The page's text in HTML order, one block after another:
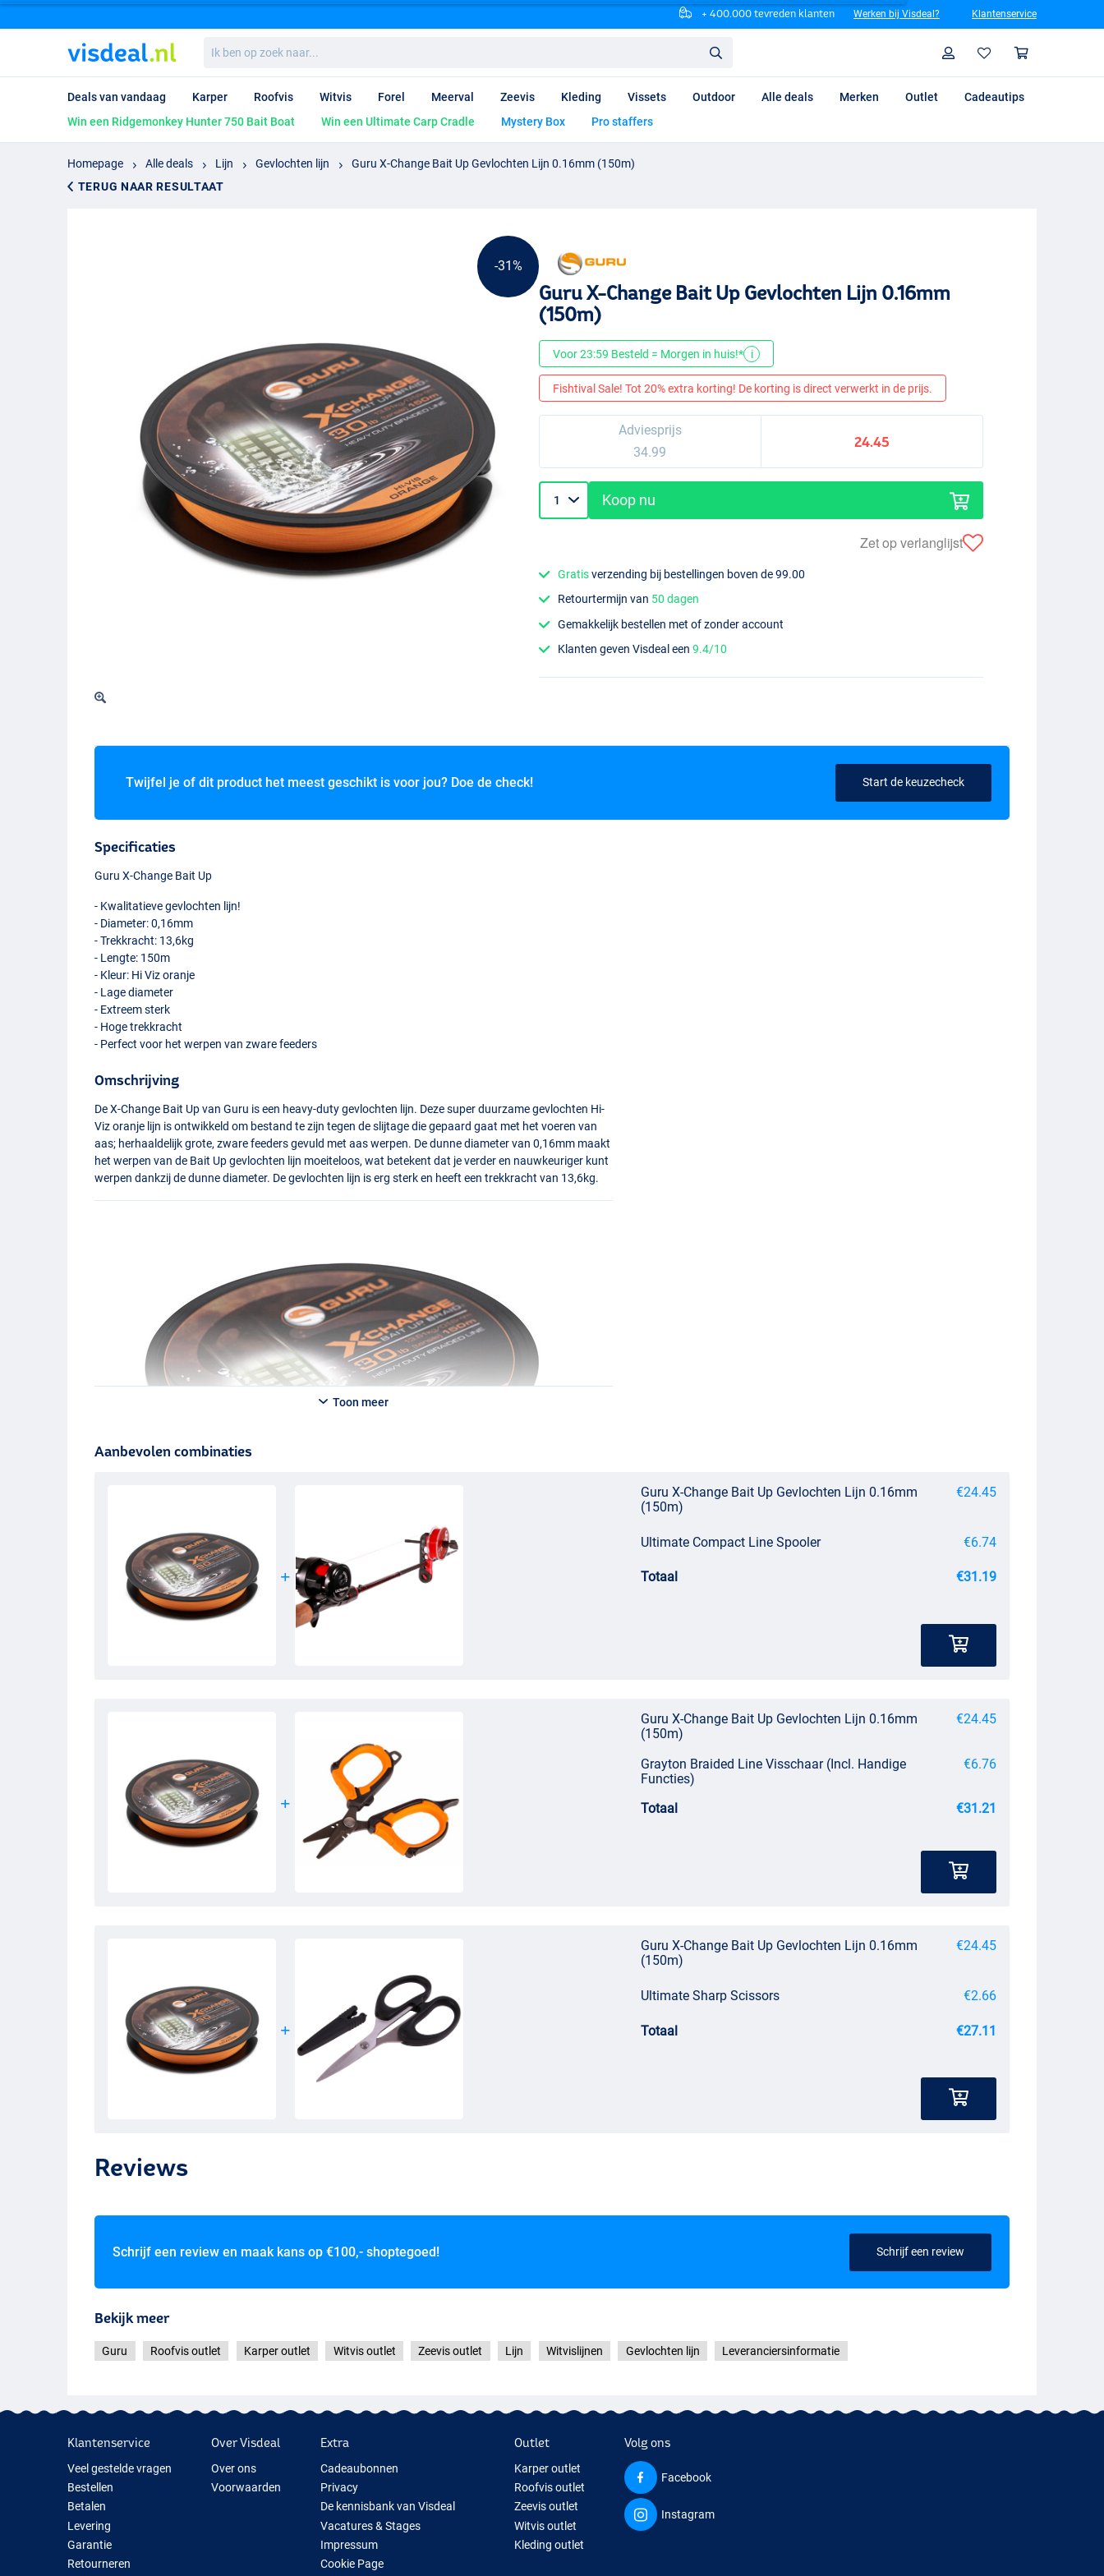
+ 400.000 tevreden klanten Werken bij Visdeal? Klantenservice
ben
op
naar...
Profiel
Deals van vandaag Karper Roofvis Witvis Forel Meerval Zeevis Kleding Vissets Outdoor Alle deals Merken Outlet
Cadeautips
Win een Ridgemonkey Hunter 750 Bait Boat
Win een Ultimate Carp Cradle Mystery Box Pro staffers
Homepage Alle deals Lijn Gevlochten lijn
Guru X-Change Bait Up Gevlochten Lijn 0.16mm (150m)
TERUG NAAR RESULTAAT
-31%
Guru X-Change Bait Up Gevlochten Lijn 0.16mm
(150m)
Voor 23:59 Besteld = Morgen in huis!* i
Fishtival Sale! Tot 20% extra korting! De korting is direct verwerkt in de prijs.
Adviesprijs
34.99
24.45
Koop nu
Zet op verlanglijst
Gratisverzending bij bestellingen boven de 99.00
Retourtermijn van 50 dagen
Gemakkelijk bestellen met of zonder account
Klanten geven Visdeal een9.4/10
Twijfel je of dit product het meest geschikt is voor jou? Doe de check! Start de keuzecheck
Specificaties
Guru X-Change Bait Up
- Kwalitatieve gevlochten lijn!
- Diameter: 0,16mm
- Trekkracht: 13,6kg
- Lengte: 150m
- Kleur: Hi Viz oranje
- Lage diameter
- Extreem sterk
- Hoge trekkracht
- Perfect voor het werpen van zware feeders
Omschrijving
De X-Change Bait Up van Guru is een heavy-duty gevlochten lijn. Deze super duurzame gevlochten Hi-
Viz oranje lijn is ontwikkeld om bestand te zijn tegen de slijtage die gepaard gaat met het voeren van
aas; herhaaldelijk grote, zware feeders gevuld met aas werpen. De dunne diameter van 0,16mm maakt
het werpen van de Bait Up gevlochten lijn moeiteloos, wat betekent dat je verder en nauwkeuriger kunt
werpen dankzij de dunne diameter. De gevlochten lijn is erg sterk en heeft een trekkracht van 13,6kg.
Toon meer
Aanbevolen combinaties
Guru X-Change Bait Up Gevlochten Lijn 0.16mm
(150m)
€24.45
Ultimate Compact Line Spooler €6.74
Totaal €31.19
Guru X-Change Bait Up Gevlochten Lijn 0.16mm
(150m)
€24.45
Grayton Braided Line Visschaar (Incl. Handige
Functies)
€6.76
Totaal €31.21
Guru X-Change Bait Up Gevlochten Lijn 0.16mm
(150m)
€24.45
Ultimate Sharp Scissors €2.66
Totaal €27.11
Reviews
Schrijf een review en maak kans op €100,- shoptegoed! Schrijf een review
Bekijk meer
Guru Roofvis outlet Karper outlet Witvis outlet Zeevis outlet Lijn Witvislijnen Gevlochten lijn Leveranciersinformatie
Klantenservice
Veel gestelde vragen
Bestellen
Betalen
Levering
Garantie
Retourneren
Over Visdeal
Over ons
Voorwaarden
Extra
Cadeaubonnen
Privacy
De kennisbank van Visdeal
Vacatures & Stages
Impressum
Cookie Page
Outlet
Karper outlet
Roofvis outlet
Zeevis outlet
Witvis outlet
Kleding outlet
Volg ons
Facebook
Instagram